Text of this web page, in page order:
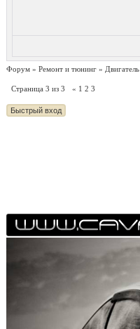
Форум » Ремонт и тюнинг » Двигатель
Страница 3 из 3 « 1 2 3